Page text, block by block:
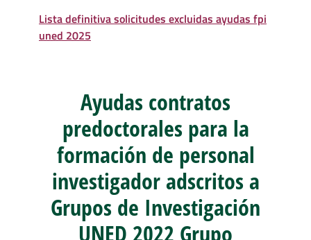
Lista definitiva solicitudes excluidas ayudas fpi
uned 2025
Ayudas contratos
predoctorales para la
formación de personal
investigador adscritos a
Grupos de Investigación
UNED 2022 Grupo